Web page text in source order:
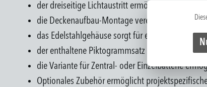
der dreiseitige Lichtaustritt ermöglicht eine gute
die Deckenaufbau-Montage vereinfacht die
das Edelstahlgehäuse sorgt für eine
der enthaltene Piktogrammsatz reduziert
die Variante für Zentral- oder Einzelbatterie
Optionales Zubehör ermöglicht